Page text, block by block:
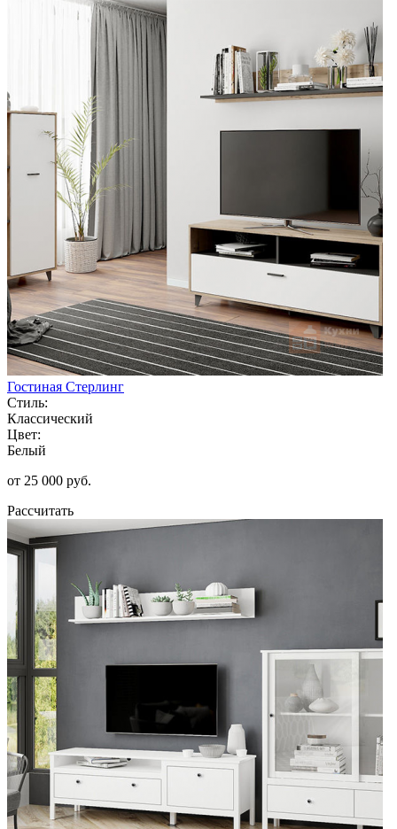
Гостиная Стерлинг
Стиль:
Классический
Цвет:
Белый
от 25 000 руб.
Рассчитать